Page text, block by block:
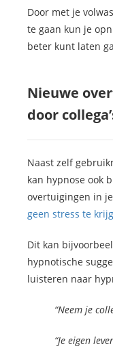
Door met je
te gaan kun je
beter kunt laten
Nieuwe
door
Naast zelf
kan hypnose ook
overtuigingen in
geen stress te
Dit kan
hypnotische
luisteren naar
“Neem je
“Je eigen